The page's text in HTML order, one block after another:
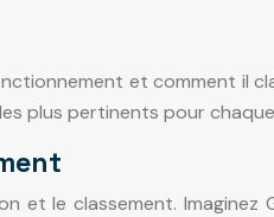
et comment il
plus pertinents pour
le classement. Imaginez